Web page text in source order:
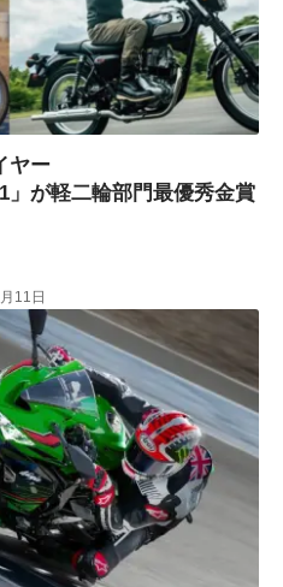
ヤー
」が軽二輪部門最優秀金賞
11日